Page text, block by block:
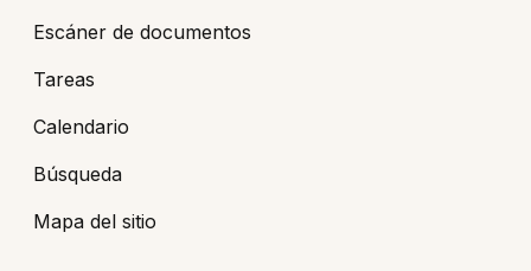
Escáner de documentos
Tareas
Calendario
Búsqueda
Mapa del sitio